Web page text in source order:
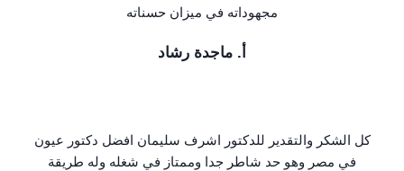
مجهوداته في ميزان حسناته
أ. ماجدة رشاد
كل الشكر والتقدير للدكتور اشرف سليمان افضل دكتور عيون
في مصر وهو حد شاطر جدا وممتاز في شغله وله طريقة